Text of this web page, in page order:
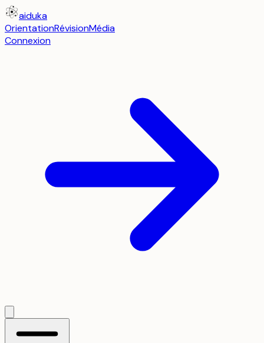
aiduka
OrientationRévisionMédia
Connexion